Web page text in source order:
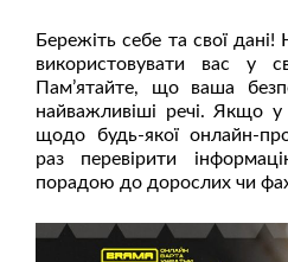
Бережіть себе та свої
використовувати вас у
Пам’ятайте, що ваша
найважливіші речі. Якщо у
щодо будь-якої онлайн-
раз перевірити
порадою до дорослих чи